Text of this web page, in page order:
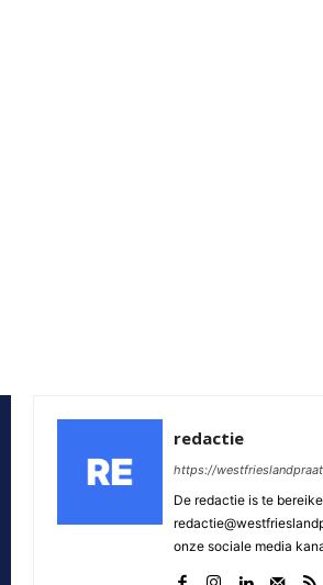
redactie
https://
De redactie is te
onze sociale media